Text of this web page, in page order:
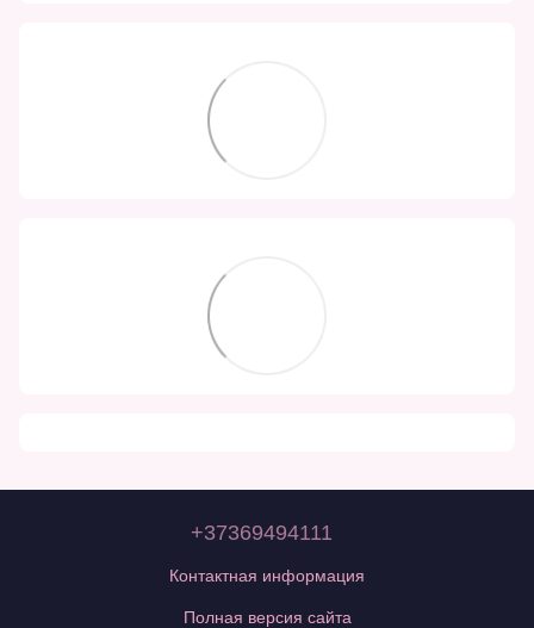
+37369494111
Контактная информация
Полная версия сайта